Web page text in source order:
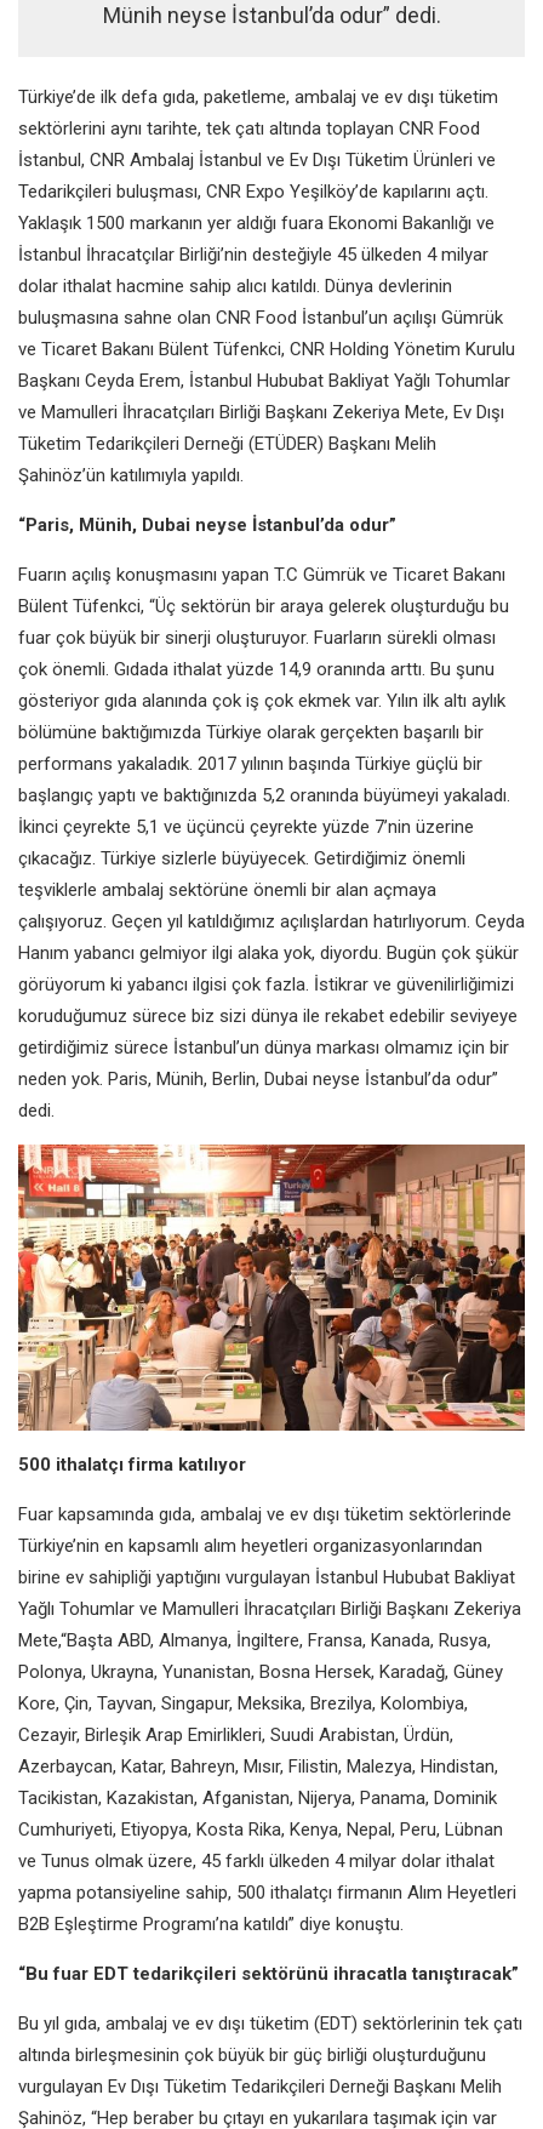
Münih neyse İstanbul’da odur” dedi.
Türkiye’de ilk defa gıda, paketleme, ambalaj ve ev dışı tüketim
sektörlerini aynı tarihte, tek çatı altında toplayan CNR Food
İstanbul, CNR Ambalaj İstanbul ve Ev Dışı Tüketim Ürünleri ve
Tedarikçileri buluşması, CNR Expo Yeşilköy’de kapılarını açtı.
Yaklaşık 1500 markanın yer aldığı fuara Ekonomi Bakanlığı ve
İstanbul İhracatçılar Birliği’nin desteğiyle 45 ülkeden 4 milyar
dolar ithalat hacmine sahip alıcı katıldı. Dünya devlerinin
buluşmasına sahne olan CNR Food İstanbul’un açılışı Gümrük
ve Ticaret Bakanı Bülent Tüfenkci, CNR Holding Yönetim Kurulu
Başkanı Ceyda Erem, İstanbul Hububat Bakliyat Yağlı Tohumlar
ve Mamulleri İhracatçıları Birliği Başkanı Zekeriya Mete, Ev Dışı
Tüketim Tedarikçileri Derneği (ETÜDER) Başkanı Melih
Şahinöz’ün katılımıyla yapıldı.
“Paris, Münih, Dubai neyse İstanbul’da odur”
Fuarın açılış konuşmasını yapan T.C Gümrük ve Ticaret Bakanı
Bülent Tüfenkci, “Üç sektörün bir araya gelerek oluşturduğu bu
fuar çok büyük bir sinerji oluşturuyor. Fuarların sürekli olması
çok önemli. Gıdada ithalat yüzde 14,9 oranında arttı. Bu şunu
gösteriyor gıda alanında çok iş çok ekmek var. Yılın ilk altı aylık
bölümüne baktığımızda Türkiye olarak gerçekten başarılı bir
performans yakaladık. 2017 yılının başında Türkiye güçlü bir
başlangıç yaptı ve baktığınızda 5,2 oranında büyümeyi yakaladı.
İkinci çeyrekte 5,1 ve üçüncü çeyrekte yüzde 7’nin üzerine
çıkacağız. Türkiye sizlerle büyüyecek. Getirdiğimiz önemli
teşviklerle ambalaj sektörüne önemli bir alan açmaya
çalışıyoruz. Geçen yıl katıldığımız açılışlardan hatırlıyorum. Ceyda
Hanım yabancı gelmiyor ilgi alaka yok, diyordu. Bugün çok şükür
görüyorum ki yabancı ilgisi çok fazla. İstikrar ve güvenilirliğimizi
koruduğumuz sürece biz sizi dünya ile rekabet edebilir seviyeye
getirdiğimiz sürece İstanbul’un dünya markası olmamız için bir
neden yok. Paris, Münih, Berlin, Dubai neyse İstanbul’da odur”
dedi.
500 ithalatçı firma katılıyor
Fuar kapsamında gıda, ambalaj ve ev dışı tüketim sektörlerinde
Türkiye’nin en kapsamlı alım heyetleri organizasyonlarından
birine ev sahipliği yaptığını vurgulayan İstanbul Hububat Bakliyat
Yağlı Tohumlar ve Mamulleri İhracatçıları Birliği Başkanı Zekeriya
Mete,“Başta ABD, Almanya, İngiltere, Fransa, Kanada, Rusya,
Polonya, Ukrayna, Yunanistan, Bosna Hersek, Karadağ, Güney
Kore, Çin, Tayvan, Singapur, Meksika, Brezilya, Kolombiya,
Cezayir, Birleşik Arap Emirlikleri, Suudi Arabistan, Ürdün,
Azerbaycan, Katar, Bahreyn, Mısır, Filistin, Malezya, Hindistan,
Tacikistan, Kazakistan, Afganistan, Nijerya, Panama, Dominik
Cumhuriyeti, Etiyopya, Kosta Rika, Kenya, Nepal, Peru, Lübnan
ve Tunus olmak üzere, 45 farklı ülkeden 4 milyar dolar ithalat
yapma potansiyeline sahip, 500 ithalatçı firmanın Alım Heyetleri
B2B Eşleştirme Programı’na katıldı” diye konuştu.
“Bu fuar EDT tedarikçileri sektörünü ihracatla tanıştıracak”
Bu yıl gıda, ambalaj ve ev dışı tüketim (EDT) sektörlerinin tek çatı
altında birleşmesinin çok büyük bir güç birliği oluşturduğunu
vurgulayan Ev Dışı Tüketim Tedarikçileri Derneği Başkanı Melih
Şahinöz, “Hep beraber bu çıtayı en yukarılara taşımak için var